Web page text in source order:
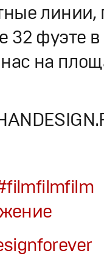
линии,
32 фуэте в
на